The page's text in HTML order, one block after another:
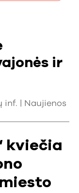
ir
inf. | Naujienos
kviečia